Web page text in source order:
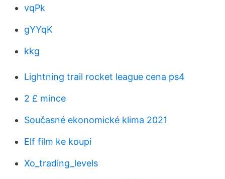
vqPk
gYYqK
kkg
Lightning trail rocket league cena ps4
2 £ mince
Současné ekonomické klima 2021
Elf film ke koupi
Xo_trading_levels